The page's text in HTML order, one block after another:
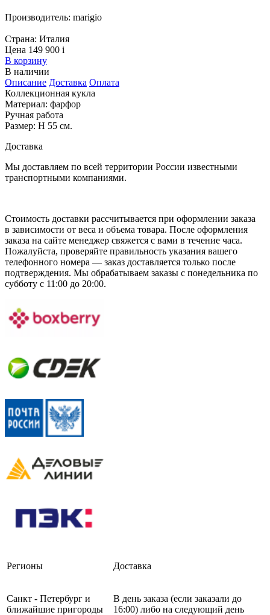
Производитель: marigio
Страна: Италия
Цена 149 900 i
В корзину
В наличии
Описание Доставка Оплата
Коллекционная кукла
Материал: фарфор
Ручная работа
Размер: H 55 см.
Доставка
Мы доставляем по всей территории России известными
транспортными компаниями.
Стоимость доставки рассчитывается при оформлении заказа
в зависимости от веса и объема товара. После оформления
заказа на сайте менеджер свяжется с вами в течение часа.
Пожалуйста, проверяйте правильность указания вашего
телефонного номера — заказ доставляется только после
подтверждения. Мы обрабатываем заказы с понедельника по
субботу с 11:00 до 20:00.
Регионы Доставка
Санкт - Петербург и
ближайшие пригороды
В день заказа (если заказали до
16:00) либо на следующий день